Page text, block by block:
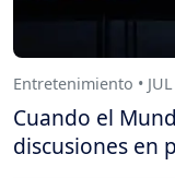
Entretenimiento •
Cuando el
discusiones en